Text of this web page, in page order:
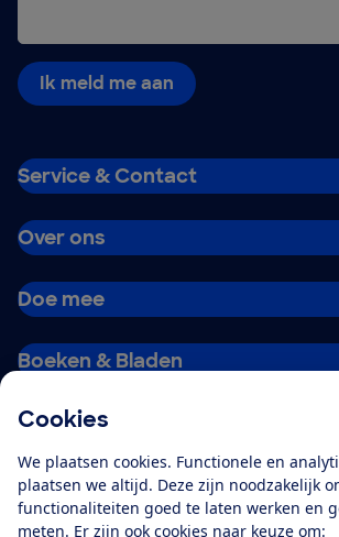
Cookies
We plaatsen cookies. Functionele en
plaatsen we altijd. Deze zijn noodzakelijk
functionaliteiten goed te laten werken en
meten. Er zijn ook cookies naar keuze om:
Ik meld me aan
Service & Contact
Over ons
Doe mee
Boeken & Bladen
Alles over de